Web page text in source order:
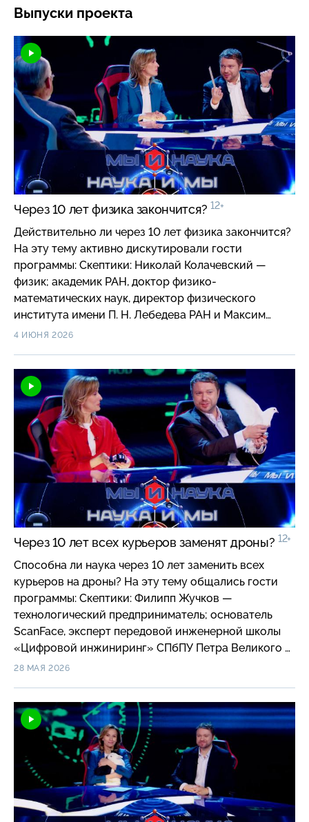
Выпуски проекта
Через 10 лет физика закончится? 12+
Действительно ли через 10 лет физика закончится?
На эту тему активно дискутировали гости
программы: Скептики: Николай Колачевский —
физик; академик РАН, доктор физико-
математических наук, директор физического
института имени П. Н. Лебедева РАН и Максим
Острась — физик; генеральный директор
методологии науки; доктор философских наук,
профессор, заведующий кафедрой философии,
биомедэтики и гуманитарных наук Российского
университета медицины и Даниил Пахарь —
инженер, материаловед; научный сотрудник
лаборатории низкотемпературных
полупроводниковых соединений АО «Гиредмет»
(Госкорпорация «Росатом»).
4 ИЮНЯ 2026
Через 10 лет всех курьеров заменят дроны? 12+
Способна ли наука через 10 лет заменить всех
курьеров на дроны? На эту тему общались гости
программы: Скептики: Филипп Жучков —
технологический предприниматель; основатель
ScanFace, эксперт передовой инженерной школы
«Цифровой инжиниринг» СПбПУ Петра Великого и
Сергей Гаврилов — ученый в области физикохимии
МИЭТ; Оптимисты: Дмитрий Завьялов —
специалист в сфере городской логистики;
заведующий кафедрой предпринимательства и
логистики РЭУ имени Г. В. Плеханова и Дмитрий
Масанов — специалист в области автоматизации
технологических процессов и производств; доцент
кафедры автоматики и промышленной электроники
28 МАЯ 2026